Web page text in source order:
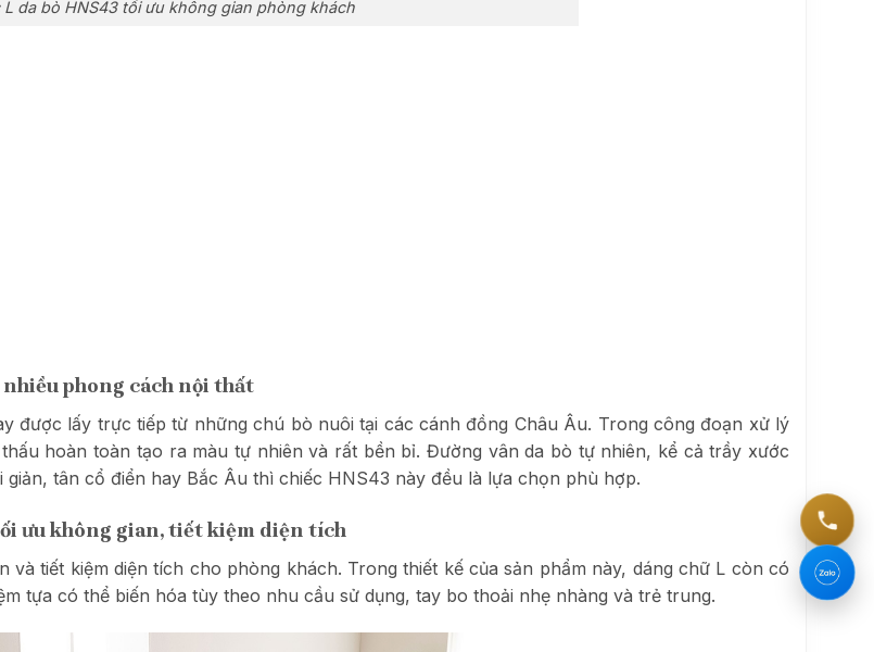
L da bò HNS43 tối ưu không gian phòng khách
nhiều phong cách nội thất
được lấy trực tiếp từ những chú bò nuôi tại các cánh đồng Châu Âu. Trong công đoạn xử lý
hoàn toàn tạo ra màu tự nhiên và rất bền bỉ. Đường vân da bò tự nhiên, kể cả trầy xước
tân cổ điển hay Bắc Âu thì chiếc HNS43 này đều là lựa chọn phù hợp.
ưu không gian, tiết kiệm diện tích
tiết kiệm diện tích cho phòng khách. Trong thiết kế của sản phẩm này, dáng chữ L còn có
tựa có thể biến hóa tùy theo nhu cầu sử dụng, tay bo thoải nhẹ nhàng và trẻ trung.